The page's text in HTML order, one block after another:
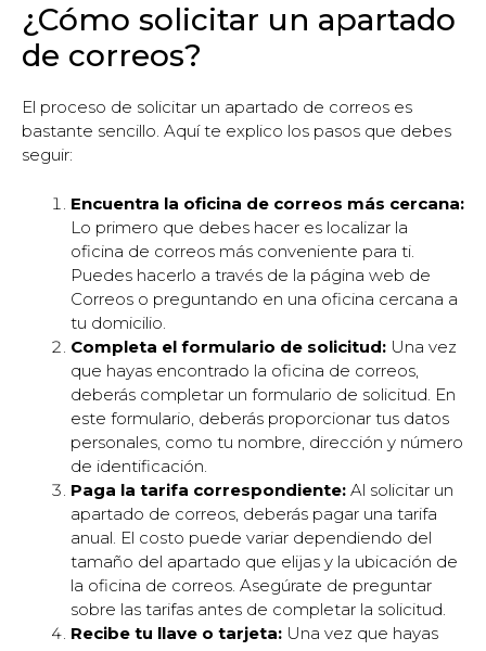
¿Cómo solicitar un apartado
de correos?
El proceso de solicitar un apartado de correos es
bastante sencillo. Aquí te explico los pasos que debes
seguir:
Encuentra la oficina de correos más cercana:
Lo primero que debes hacer es localizar la
oficina de correos más conveniente para ti.
Puedes hacerlo a través de la página web de
Correos o preguntando en una oficina cercana a
tu domicilio.
Completa el formulario de solicitud: Una vez
que hayas encontrado la oficina de correos,
deberás completar un formulario de solicitud. En
este formulario, deberás proporcionar tus datos
personales, como tu nombre, dirección y número
de identificación.
Paga la tarifa correspondiente: Al solicitar un
apartado de correos, deberás pagar una tarifa
anual. El costo puede variar dependiendo del
tamaño del apartado que elijas y la ubicación de
la oficina de correos. Asegúrate de preguntar
sobre las tarifas antes de completar la solicitud.
Recibe tu llave o tarjeta: Una vez que hayas